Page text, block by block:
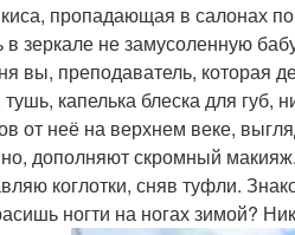
пропадающая в салонах
в зеркале не замусоленную
вы, преподаватель, которая
капелька блеска для
от неё на верхнем веке,
дополняют скромный макияж.
коглотки, сняв туфли.
ногти на ногах зимой?